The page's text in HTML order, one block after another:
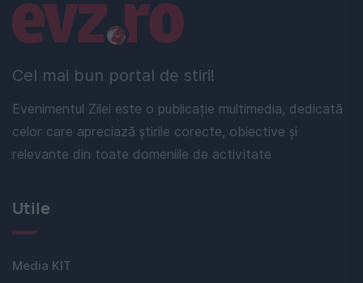
Cel mai bun portal de stiri!
Evenimentul Zilei este o publicație multimedia, dedicată
celor care apreciază știrile corecte, obiective și
relevante din toate domeniile de activitate
Linkuri utile
Utile
Media KIT